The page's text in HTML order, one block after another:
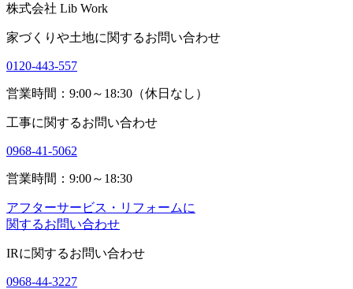
株式会社 Lib Work
家づくりや土地に関するお問い合わせ
0120-443-557
営業時間：9:00～18:30（休日なし）
工事に関するお問い合わせ
0968-41-5062
営業時間：9:00～18:30
アフターサービス・リフォームに
関するお問い合わせ
IRに関するお問い合わせ
0968-44-3227